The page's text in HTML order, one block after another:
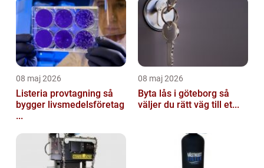
08 maj 2026
Listeria provtagning så
bygger livsmedelsföretag
...
08 maj 2026
Byta lås i göteborg så
väljer du rätt väg till et...